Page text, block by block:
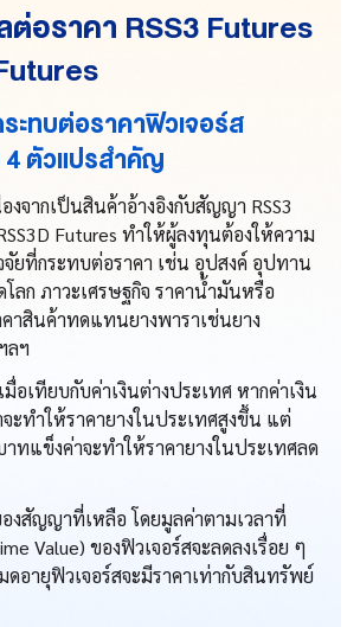
อราคา RSS3 Futures
ะทบต่อราคาฟิวเจอร์ส
ตัวแปรสำคัญ
งจากเป็นสินค้าอ้างอิงกับสัญญา RSS3
Futures ทำให้ผู้ลงทุนต้องให้ความ
ยที่กระทบต่อราคา เช่น อุปสงค์ อุปทาน
โลก ภาวะเศรษฐกิจ ราคาน้ำมันหรือ
าสินค้าทดแทนยางพาราเช่นยาง
ลฯ
มื่อเทียบกับค่าเงินต่างประเทศ หากค่าเงิน
ะทำให้ราคายางในประเทศสูงขึ้น แต่
าทแข็งค่าจะทำให้ราคายางในประเทศลด
องสัญญาที่เหลือ โดยมูลค่าตามเวลาที่
Value) ของฟิวเจอร์สจะลดลงเรื่อย ๆ
อายุฟิวเจอร์สจะมีราคาเท่ากับสินทรัพย์